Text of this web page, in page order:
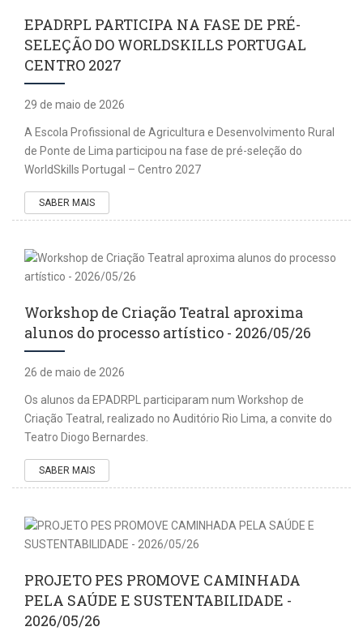
EPADRPL PARTICIPA NA FASE DE PRÉ-
SELEÇÃO DO WORLDSKILLS PORTUGAL
CENTRO 2027
29 de maio de 2026
A Escola Profissional de Agricultura e Desenvolvimento Rural
de Ponte de Lima participou na fase de pré-seleção do
WorldSkills Portugal – Centro 2027
SABER MAIS
Workshop de Criação Teatral aproxima
alunos do processo artístico - 2026/05/26
26 de maio de 2026
Os alunos da EPADRPL participaram num Workshop de
Criação Teatral, realizado no Auditório Rio Lima, a convite do
Teatro Diogo Bernardes.
SABER MAIS
PROJETO PES PROMOVE CAMINHADA
PELA SAÚDE E SUSTENTABILIDADE -
2026/05/26